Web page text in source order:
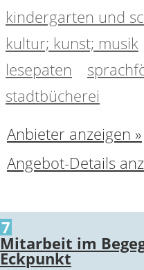
kindergarten und
kultur; kunst; musik
lesepaten
stadtbücherei
Anbieter anzeigen »
Angebot-Details
7
Mitarbeit im
Eckpunkt